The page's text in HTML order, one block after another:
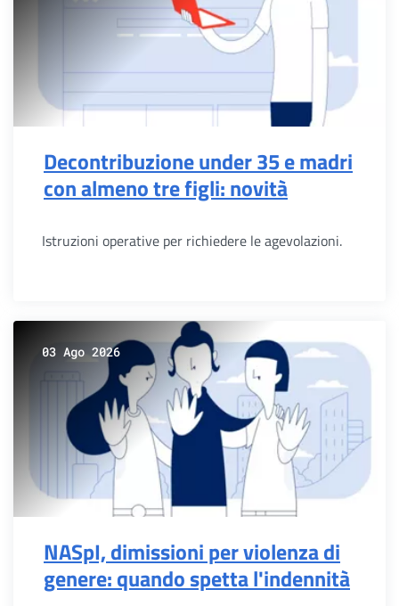
Decontribuzione under 35 e madri
con almeno tre figli: novità
Istruzioni operative per richiedere le agevolazioni.
03 Ago 2026
NASpI, dimissioni per violenza di
genere: quando spetta l'indennità